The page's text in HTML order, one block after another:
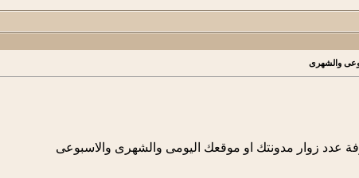
والشهرى
عدد زوار مدونتك او موقعك اليومى والشهرى والاسبوعى